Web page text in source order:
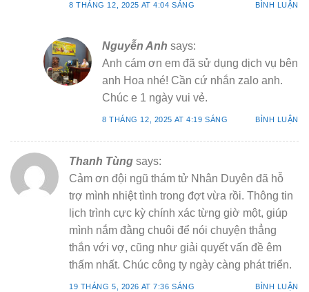
8 THÁNG 12, 2025 AT 4:04 SÁNG BÌNH LUẬN
Nguyễn Anh says:
Anh cám ơn em đã sử dụng dịch vụ bên
anh Hoa nhé! Cần cứ nhắn zalo anh.
Chúc e 1 ngày vui vẻ.
8 THÁNG 12, 2025 AT 4:19 SÁNG BÌNH LUẬN
Thanh Tùng says:
Cảm ơn đội ngũ thám tử Nhân Duyên đã hỗ
trợ mình nhiệt tình trong đợt vừa rồi. Thông tin
lịch trình cực kỳ chính xác từng giờ một, giúp
mình nắm đằng chuôi để nói chuyện thẳng
thắn với vợ, cũng như giải quyết vấn đề êm
thấm nhất. Chúc công ty ngày càng phát triển.
19 THÁNG 5, 2026 AT 7:36 SÁNG BÌNH LUẬN